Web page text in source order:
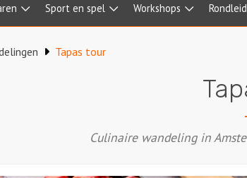
Sport en spel Workshops
Tapas tour
Culinaire wandeling in